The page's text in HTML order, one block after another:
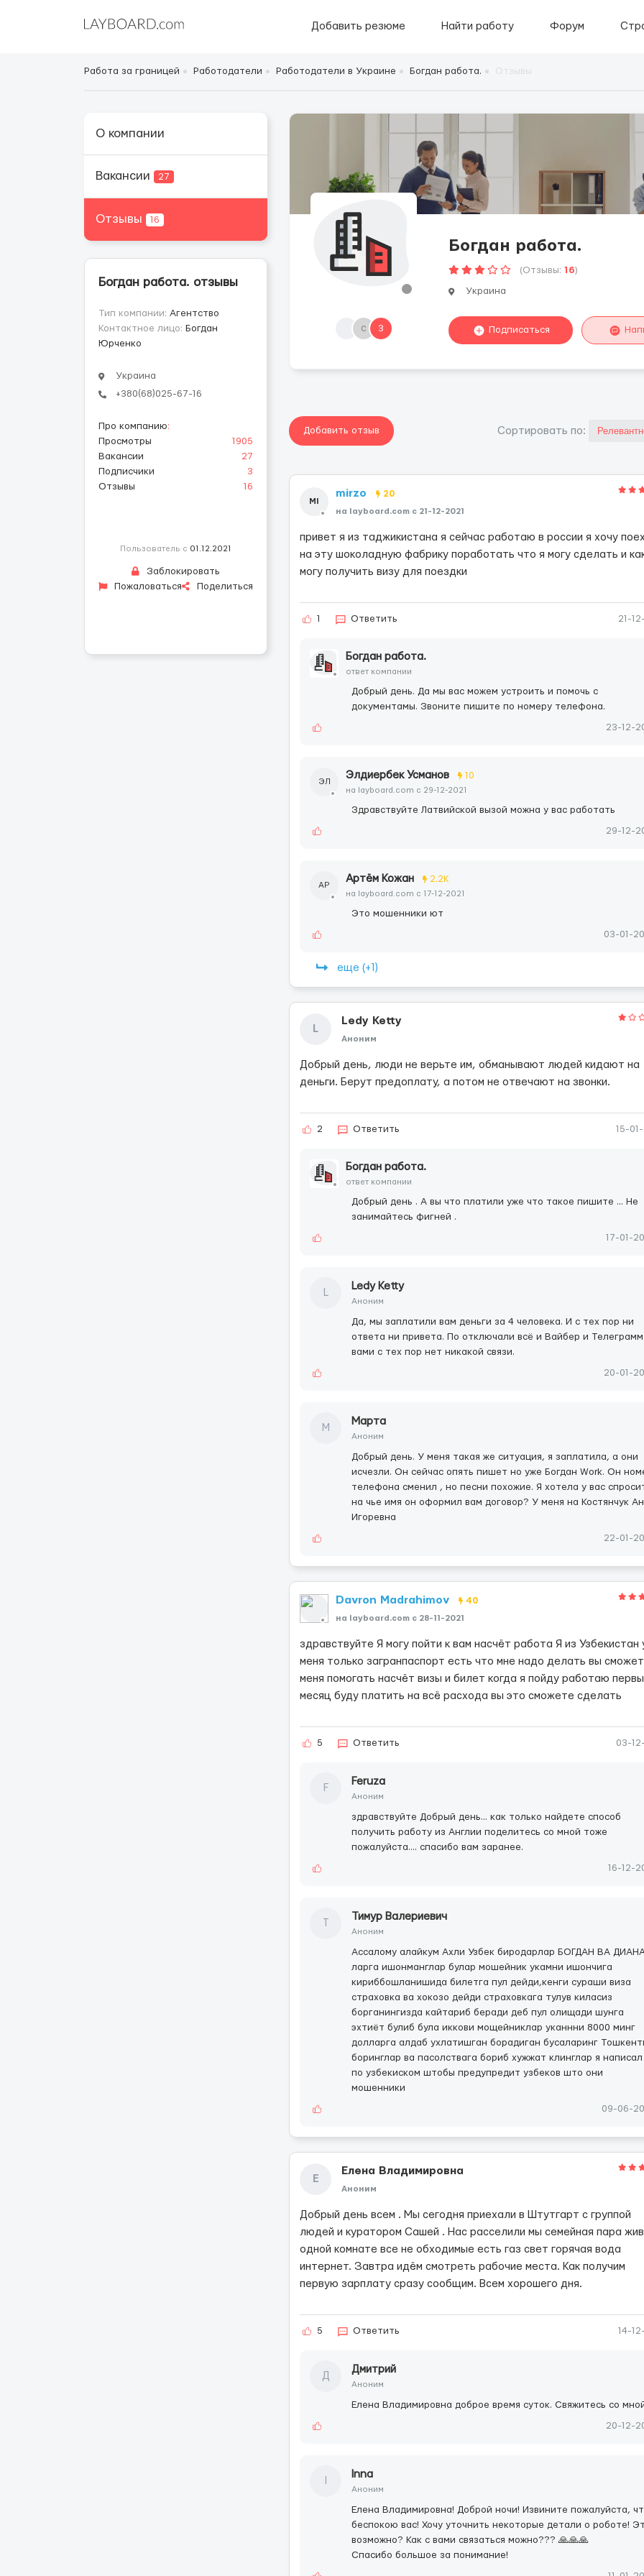
Добавить резюме Найти работу Форум
Работа за границей Работодатели Работодатели в Украине Богдан работа.
О компании
Вакансии 27
Отзывы 16
Богдан работа. отзывы
Тип компании: Агентство
Контактное лицо: Богдан
Юрченко
Украина
+380(68)025-67-16
Про компанию:
Просмотры
1905
Вакансии
27
Подписчики
3
Отзывы
16
Пользователь с 01.12.2021
Заблокировать
Пожаловаться
Поделиться
с 3
Богдан работа.
(Отзывы: 16)
Украина
Подписаться
Добавить отзыв Cортировать по:
MI
mirzo 20
на layboard.com c 21-12-2021
привет я из таджикистана я сейчас работаю в россии я хочу
на эту шоколадную фабрику поработать что я могу сделать и
могу получить визу для поездки
1 Ответить 21-
Богдан работа.
ответ компании
Добрый день. Да мы вас можем устроить и помочь с
документамы. Звоните пишите по номеру телефона.
23-12-
ЭЛ
Элдиербек Усманов 10
на layboard.com c 29-12-2021
Здравствуйте Латвийской вызой можна у вас работать
29-12-
АР
Артём Кожан 2.2K
на layboard.com c 17-12-2021
Это мошенники ют
03-01-
еще (+1)
L
Ledy Ketty
Аноним
Добрый день, люди не верьте им, обманывают людей кидают на
деньги. Берут предоплату, а потом не отвечают на звонки.
2 Ответить 15-
Богдан работа.
ответ компании
Добрый день . А вы что платили уже что такое пишите ... Не
занимайтесь фигней .
17-01-
Ledy Ketty
Аноним
Да, мы заплатили вам деньги за 4 человека. И с тех пор ни
ответа ни привета. По отключали всё и Вайбер и
вами с тех пор нет никакой связи.
20-01-
М
Марта
Аноним
Добрый день. У меня такая же ситуация, я заплатила, а они
исчезли. Он сейчас опять пишет но уже Богдан Work. Он
телефона сменил , но песни похожие. Я хотела у вас
на чье имя он оформил вам договор? У меня на Костянчук
Игоревна
22-01-
Davron Madrahimov 40
на layboard.com c 28-11-2021
здравствуйте Я могу пойти к вам насчёт работа Я из Узбекистан
меня только загранпаспорт есть что мне надо делать вы
меня помогать насчёт визы и билет когда я пойду работаю
месяц буду платить на всё расхода вы это сможете сделать
5 Ответить 03-
F
Feruza
Аноним
здравствуйте Добрый день... как только найдете способ
получить работу из Англии поделитесь со мной тоже
пожалуйста.... спасибо вам заранее.
16-12-
Тимур Валериевич
Аноним
Ассалому алайкум Ахли Узбек биродарлар БОГДАН ВА
ларга ишонманглар булар мошейник укамни ишончига
кириббошланишида билетга пул дейди,кенги сураши виза
страховка ва хокозо дейди страховкага тулув киласиз
борганингизда кайтариб беради деб пул олищади шунга
эхтиёт булиб була иккови мощейниклар уканнни 8000 минг
долларга алдаб ухлатишган борадиган бусаларинг
боринглар ва пасолствага бориб хужжат клинглар я написал
по узбекиском штобы предупредит узбеков што они
мошенники
09-06-
Е
Елена Владимировна
Аноним
Добрый день всем . Мы сегодня приехали в Штутгарт с группой
людей и куратором Сашей . Нас расселили мы семейная пара
одной комнате все не обходимые есть газ свет горячая вода
интернет. Завтра идём смотреть рабочие места. Как получим
первую зарплату сразу сообщим. Всем хорошего дня.
5 Ответить 14-
Д
Дмитрий
Аноним
Елена Владимировна доброе время суток. Свяжитесь со
20-12-
Inna
Аноним
Елена Владимировна! Доброй ночи! Извините пожалуйста,
беспокою вас! Хочу уточнить некоторые детали о роботе!
возможно? Как с вами связаться можно??? 🙏🙏🙏
Спасибо большое за понимание!